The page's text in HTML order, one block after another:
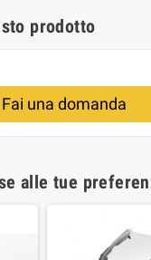
prodotto
Fai una domanda
alle tue